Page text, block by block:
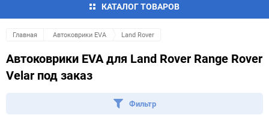
КАТАЛОГ ТОВАРОВ
Главная Автоковрики EVA Land Rover
Автоковрики EVA для Land Rover Range Rover
Velar под заказ
Фильтр